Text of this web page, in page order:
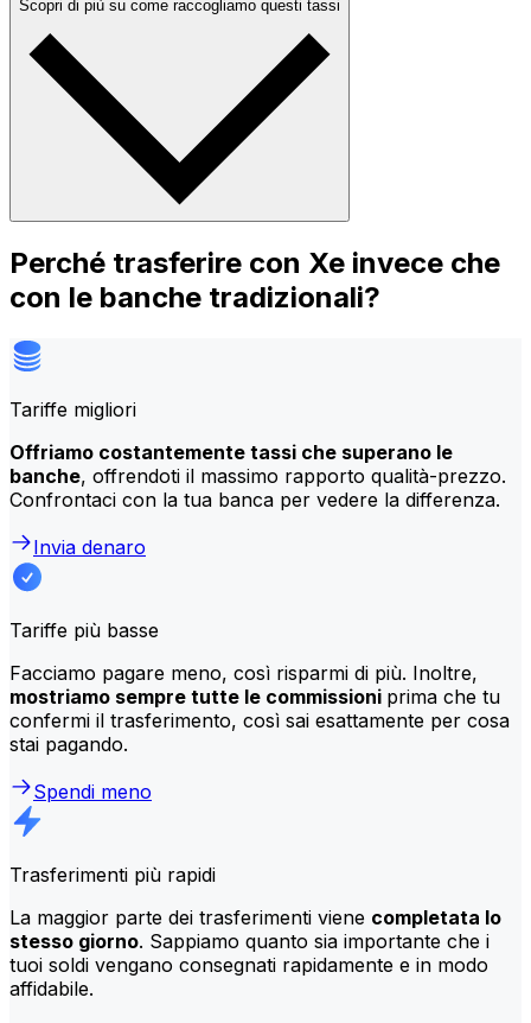
Scopri di più su come raccogliamo questi tassi
Perché trasferire con Xe invece che
con le banche tradizionali?
Tariffe migliori
Offriamo costantemente tassi che superano le
banche, offrendoti il massimo rapporto qualità-prezzo.
Confrontaci con la tua banca per vedere la differenza.
Invia denaro
Tariffe più basse
Facciamo pagare meno, così risparmi di più. Inoltre,
mostriamo sempre tutte le commissioni prima che tu
confermi il trasferimento, così sai esattamente per cosa
stai pagando.
Spendi meno
Trasferimenti più rapidi
La maggior parte dei trasferimenti viene completata lo
stesso giorno. Sappiamo quanto sia importante che i
tuoi soldi vengano consegnati rapidamente e in modo
affidabile.